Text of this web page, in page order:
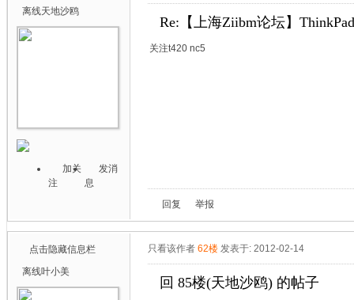
离线天地沙鸥
加关
注
发消
息
Re:【上海Ziibm论坛】
关注t420 nc5
回复 举报
点击隐藏信息栏
离线叶小美
只看该作者 62楼 发表于: 2012-02-14
回 85楼(天地沙鸥) 的帖子